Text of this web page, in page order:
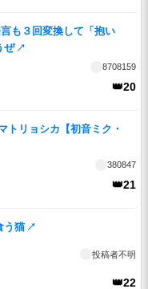
も３回変換して「抱い
ぜ ↗
8708159
👑20
トリョシカ【初音ミク・
380847
👑21
う猫 ↗
投稿者不明
👑22